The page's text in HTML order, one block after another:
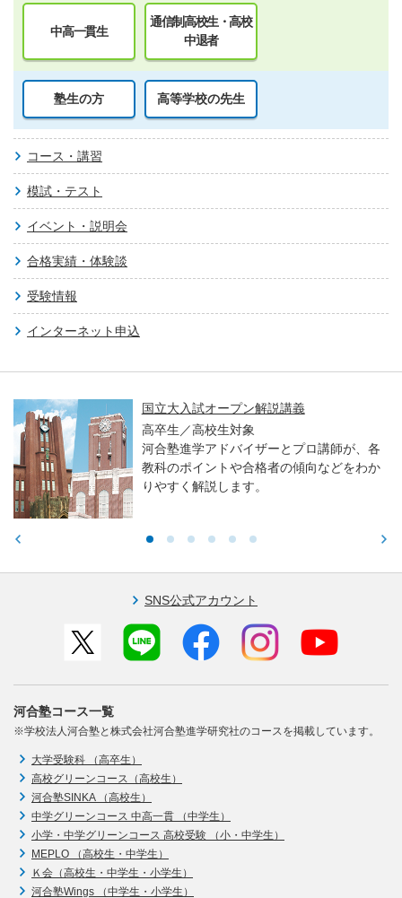
中高一貫生
通信制高校生・高校
中退者
塾生の方 高等学校の先生
コース・講習
模試・テスト
イベント・説明会
合格実績・体験談
受験情報
インターネット申込
国立大入試オープン解説講義
高卒生／高校生対象
河合塾進学アドバイザーとプロ講師が、各
教科のポイントや合格者の傾向などをわか
りやすく解説します。
SNS公式アカウント
河合塾コース一覧
※学校法人河合塾と株式会社河合塾進学研究社のコースを掲載しています。
大学受験科 （高卒生）
高校グリーンコース（高校生）
河合塾SINKA （高校生）
中学グリーンコース 中高一貫 （中学生）
小学・中学グリーンコース 高校受験 （小・中学生）
MEPLO （高校生・中学生）
Ｋ会（高校生・中学生・小学生）
河合塾Wings （中学生・小学生）